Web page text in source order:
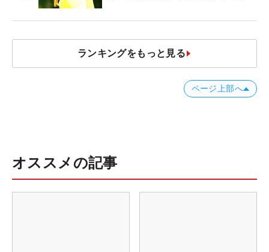
ランキングをもっと見る
ページ上部へ
オススメの記事